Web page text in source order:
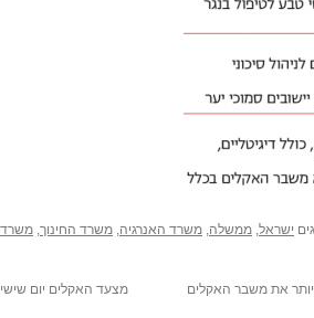
ישראל, ממשלה, משרד האנרגיה, משרד החינוך, משרד
יותר את משבר האקלים
מצעד האקלים יום שישי 29.10.2021 | מיקום כיכר רבין תל-אביב